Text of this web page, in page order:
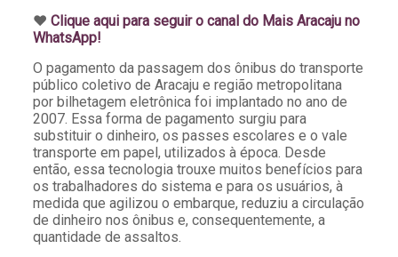
♥️ Clique aqui para seguir o canal do Mais Aracaju no
WhatsApp!
O pagamento da passagem dos ônibus do transporte
público coletivo de Aracaju e região metropolitana
por bilhetagem eletrônica foi implantado no ano de
2007. Essa forma de pagamento surgiu para
substituir o dinheiro, os passes escolares e o vale
transporte em papel, utilizados à época. Desde
então, essa tecnologia trouxe muitos benefícios para
os trabalhadores do sistema e para os usuários, à
medida que agilizou o embarque, reduziu a circulação
de dinheiro nos ônibus e, consequentemente, a
quantidade de assaltos.